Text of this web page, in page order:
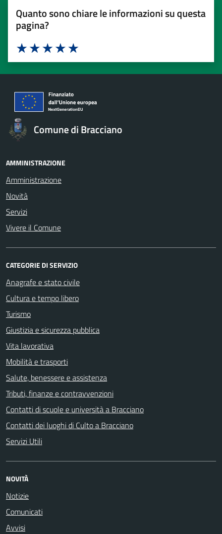
Quanto sono chiare le informazioni su questa
pagina?
Valuta 5 stelle su 5
Valuta 4 stelle su 5
Valuta 3 stelle su 5
Valuta 2 stelle su 5
Valuta 1 stelle su 5
Comune di Bracciano
AMMINISTRAZIONE
Amministrazione
Novità
Servizi
Vivere il Comune
CATEGORIE DI SERVIZIO
Anagrafe e stato civile
Cultura e tempo libero
Turismo
Giustizia e sicurezza pubblica
Vita lavorativa
Mobilità e trasporti
Salute, benessere e assistenza
Tributi, finanze e contravvenzioni
Contatti di scuole e università a Bracciano
Contatti dei luoghi di Culto a Bracciano
Servizi Utili
NOVITÀ
Notizie
Comunicati
Avvisi